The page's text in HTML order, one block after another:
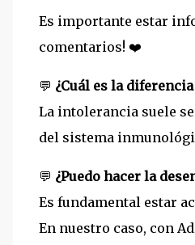
Es importante estar
comentarios! ❤️
💬 ¿Cuál es la
La intolerancia suele
del sistema
💬 ¿Puedo hacer la
Es fundamental estar
En nuestro caso, con